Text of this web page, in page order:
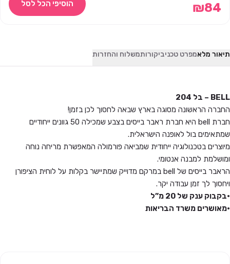
₪84 הוסיפי הכל לסל
תיאור מלאמפרט טכניביקורותמשלוח והחזרות
BELL – בל 204
החברה הראשונה מסוגה בארץ שבאה לחסוך לכן בזמן!
חברת bell היא חברת ראבר בייסים בצבע שמכילה 50 גוונים ייחודיים
שמתאימים בול לאופנה הישראלית.
מיוצרים בטכנולוגיה ייחודית שמביאה פורמולה המאפשרת מריחה נוחה
ומושלמת למבנה אנטומי.
הראבר בייסים של bell במרקם מדוייק שמתיישר בקלות על לוחית הציפורן
ויחסוך לך זמן עבודה יקר.
•בקבוק ענק של 20 מ”ל
•מאושרים משרד הבריאות